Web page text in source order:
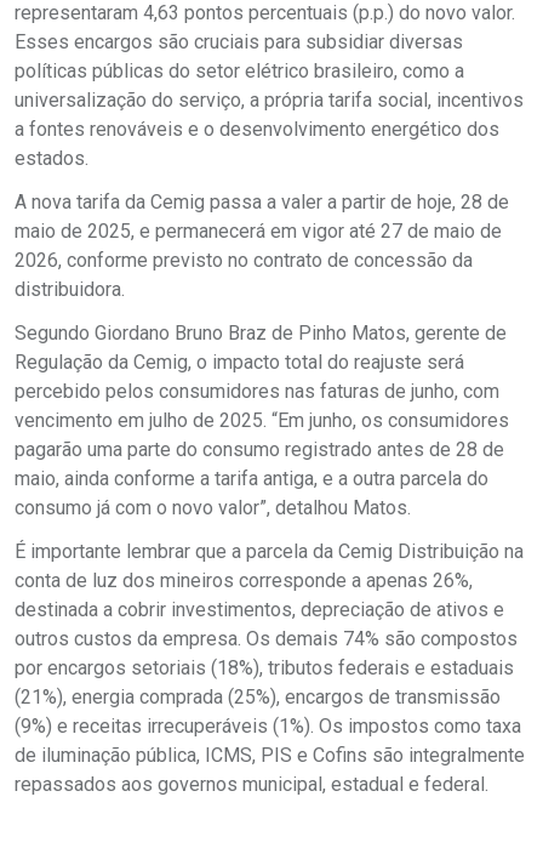
representaram 4,63 pontos percentuais (p.p.) do novo valor.
Esses encargos são cruciais para subsidiar diversas
políticas públicas do setor elétrico brasileiro, como a
universalização do serviço, a própria tarifa social, incentivos
a fontes renováveis e o desenvolvimento energético dos
estados.
A nova tarifa da Cemig passa a valer a partir de hoje, 28 de
maio de 2025, e permanecerá em vigor até 27 de maio de
2026, conforme previsto no contrato de concessão da
distribuidora.
Segundo Giordano Bruno Braz de Pinho Matos, gerente de
Regulação da Cemig, o impacto total do reajuste será
percebido pelos consumidores nas faturas de junho, com
vencimento em julho de 2025. “Em junho, os consumidores
pagarão uma parte do consumo registrado antes de 28 de
maio, ainda conforme a tarifa antiga, e a outra parcela do
consumo já com o novo valor”, detalhou Matos.
É importante lembrar que a parcela da Cemig Distribuição na
conta de luz dos mineiros corresponde a apenas 26%,
destinada a cobrir investimentos, depreciação de ativos e
outros custos da empresa. Os demais 74% são compostos
por encargos setoriais (18%), tributos federais e estaduais
(21%), energia comprada (25%), encargos de transmissão
(9%) e receitas irrecuperáveis (1%). Os impostos como taxa
de iluminação pública, ICMS, PIS e Cofins são integralmente
repassados aos governos municipal, estadual e federal.